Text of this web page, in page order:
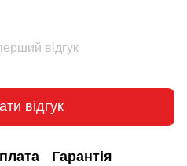
відгук
відгук
Гарантія